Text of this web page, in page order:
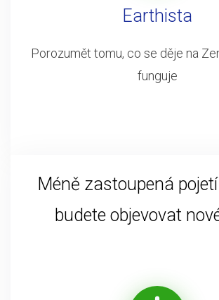
Earthista
Porozumět tomu, co se děje na
funguje
Méně zastoupená
budete objevovat